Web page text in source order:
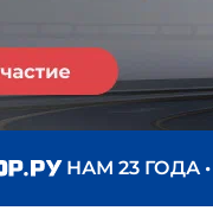
НАМ 23 ГОДА